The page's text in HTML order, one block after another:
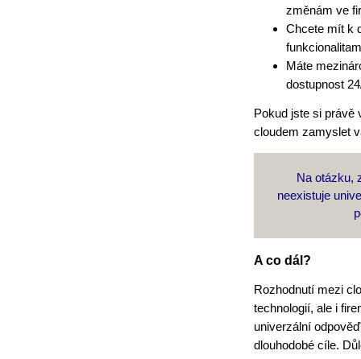
změnám ve
Chcete mít k
Máte
dostupnost
Pokud jste si právě
cloudem zamyslet
Na otázku,
neexistuje
A co dál?
Rozhodnutí mezi
technologií, ale i
univerzální
dlouhodobé cíle.